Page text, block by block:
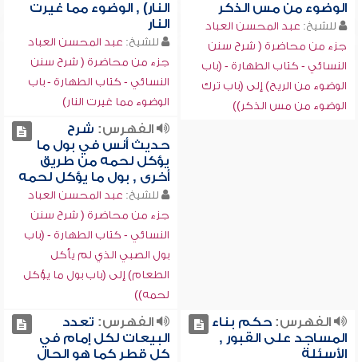
الوضوء من مس الذكر
للشيخ: عبد المحسن العباد
جزء من محاضرة ( شرح سنن
النسائي - كتاب الطهارة - (باب
الوضوء من الريح) إلى (باب ترك
الوضوء من مس الذكر))
النار) , الوضوء مما غيرت
النار
للشيخ: عبد المحسن العباد
جزء من محاضرة ( شرح سنن
النسائي - كتاب الطهارة - باب
الوضوء مما غيرت النار)
الفهرس: شرح
حديث أنس في بول ما
يؤكل لحمه من طريق
أخرى , بول ما يؤكل لحمه
للشيخ: عبد المحسن العباد
جزء من محاضرة ( شرح سنن
النسائي - كتاب الطهارة - (باب
بول الصبي الذي لم يأكل
الطعام) إلى (باب بول ما يؤكل
لحمه))
الفهرس:حكم بناء
المساجد على القبور ,
الأسئلة
الفهرس: تعدد
البيعات لكل إمام في
كل قطر كما هو الحال